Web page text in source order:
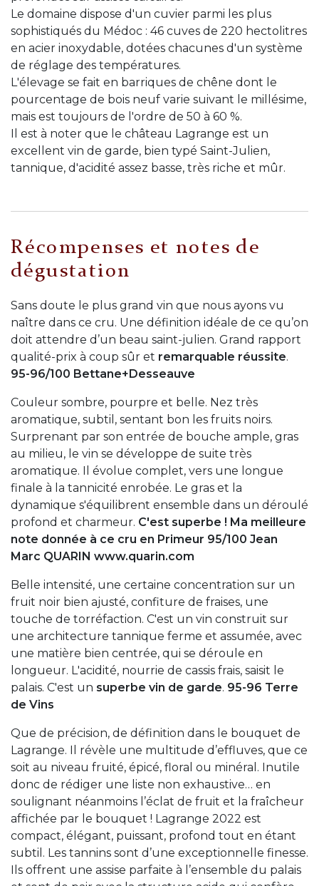
Le domaine dispose d'un cuvier parmi les plus
sophistiqués du Médoc : 46 cuves de 220 hectolitres
en acier inoxydable, dotées chacunes d'un système
de réglage des températures.
L'élevage se fait en barriques de chêne dont le
pourcentage de bois neuf varie suivant le millésime,
mais est toujours de l'ordre de 50 à 60 %.
Il est à noter que le château Lagrange est un
excellent vin de garde, bien typé Saint-Julien,
tannique, d'acidité assez basse, très riche et mûr.
Récompenses et notes de
dégustation
Sans doute le plus grand vin que nous ayons vu
naître dans ce cru. Une définition idéale de ce qu’on
doit attendre d’un beau saint-julien. Grand rapport
qualité-prix à coup sûr et remarquable réussite.
95-96/100 Bettane+Desseauve
Couleur sombre, pourpre et belle. Nez très
aromatique, subtil, sentant bon les fruits noirs.
Surprenant par son entrée de bouche ample, gras
au milieu, le vin se développe de suite très
aromatique. Il évolue complet, vers une longue
finale à la tannicité enrobée. Le gras et la
dynamique s'équilibrent ensemble dans un déroulé
profond et charmeur. C'est superbe ! Ma meilleure
note donnée à ce cru en Primeur 95/100 Jean
Marc QUARIN www.quarin.com
Belle intensité, une certaine concentration sur un
fruit noir bien ajusté, confiture de fraises, une
touche de torréfaction. C'est un vin construit sur
une architecture tannique ferme et assumée, avec
une matière bien centrée, qui se déroule en
longueur. L'acidité, nourrie de cassis frais, saisit le
palais. C'est un superbe vin de garde. 95-96 Terre
de Vins
Que de précision, de définition dans le bouquet de
Lagrange. Il révèle une multitude d’effluves, que ce
soit au niveau fruité, épicé, floral ou minéral. Inutile
donc de rédiger une liste non exhaustive… en
soulignant néanmoins l’éclat de fruit et la fraîcheur
affichée par le bouquet ! Lagrange 2022 est
compact, élégant, puissant, profond tout en étant
subtil. Les tannins sont d’une exceptionnelle finesse.
Ils offrent une assise parfaite à l’ensemble du palais